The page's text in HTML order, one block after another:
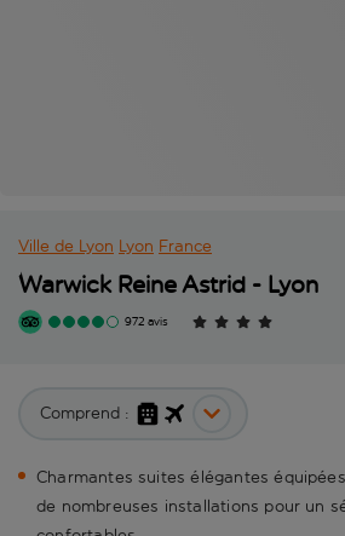
Ville de Lyon Lyon France
Warwick Reine Astrid - Lyon
972 avis
Comprend :
Charmantes suites élégantes
de nombreuses installations pour un